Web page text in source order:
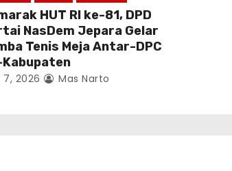
HUT RI ke-81, DPD
NasDem Jepara Gelar
Tenis Meja Antar-DPC
7, 2026 Mas Narto